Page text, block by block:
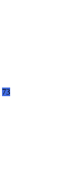
73